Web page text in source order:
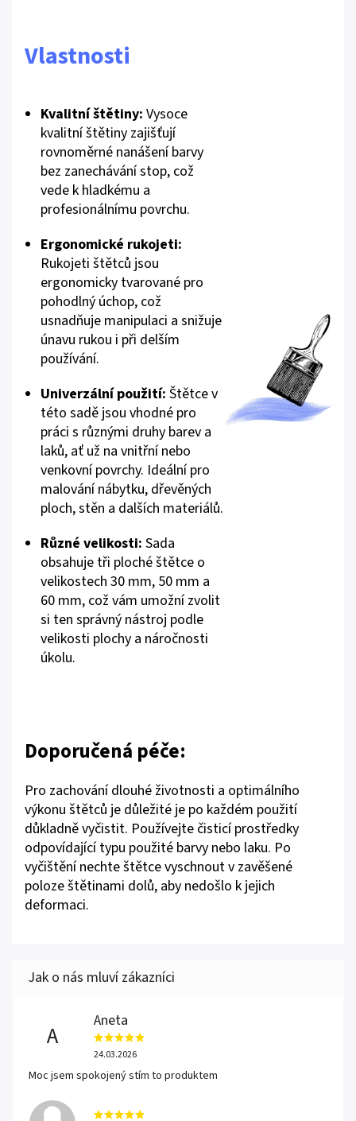
Vlastnosti
Kvalitní štětiny: Vysoce
kvalitní štětiny zajišťují
rovnoměrné nanášení barvy
bez zanechávání stop, což
vede k hladkému a
profesionálnímu povrchu.
Ergonomické rukojeti:
Rukojeti štětců jsou
ergonomicky tvarované pro
pohodlný úchop, což
usnadňuje manipulaci a snižuje
únavu rukou i při delším
používání.
Univerzální použití: Štětce v
této sadě jsou vhodné pro
práci s různými druhy barev a
laků, ať už na vnitřní nebo
venkovní povrchy. Ideální pro
malování nábytku, dřevěných
ploch, stěn a dalších materiálů.
Různé velikosti: Sada
obsahuje tři ploché štětce o
velikostech 30 mm, 50 mm a
60 mm, což vám umožní zvolit
si ten správný nástroj podle
velikosti plochy a náročnosti
úkolu.
Doporučená péče:
Pro zachování dlouhé životnosti a optimálního
výkonu štětců je důležité je po každém použití
důkladně vyčistit. Používejte čisticí prostředky
odpovídající typu použité barvy nebo laku. Po
vyčištění nechte štětce vyschnout v zavěšené
poloze štětinami dolů, aby nedošlo k jejich
deformaci.
A
Aneta
24.03.2026
Moc jsem spokojený stím to produktem